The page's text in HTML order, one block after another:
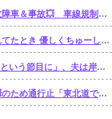
久平IC 渋滞距離 10.0km 通過時間 50 分
ーして起こしてくれた。【再】
目に」、夫は岸田タツヤ
独事故 3人がけが1人が心肺停止」